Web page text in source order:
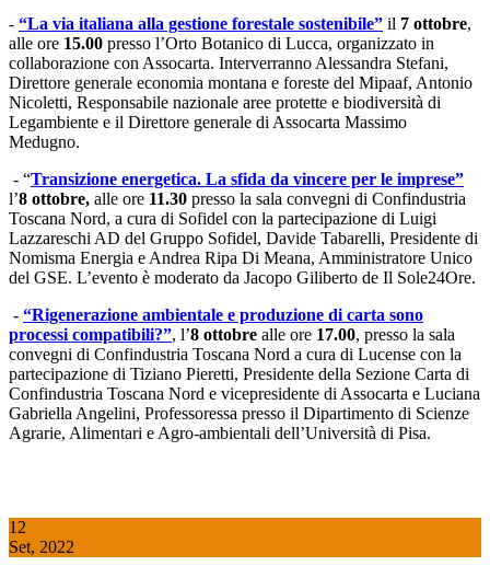
- “La via italiana alla gestione forestale sostenibile” il 7 ottobre,
alle ore 15.00 presso l’Orto Botanico di Lucca, organizzato in
collaborazione con Assocarta. Interverranno Alessandra Stefani,
Direttore generale economia montana e foreste del Mipaaf, Antonio
Nicoletti, Responsabile nazionale aree protette e biodiversità di
Legambiente e il Direttore generale di Assocarta Massimo
Medugno.
- “Transizione energetica. La sfida da vincere per le imprese”
l’8 ottobre, alle ore 11.30 presso la sala convegni di Confindustria
Toscana Nord, a cura di Sofidel con la partecipazione di Luigi
Lazzareschi AD del Gruppo Sofidel, Davide Tabarelli, Presidente di
Nomisma Energia e Andrea Ripa Di Meana, Amministratore Unico
del GSE. L’evento è moderato da Jacopo Giliberto de Il Sole24Ore.
- “Rigenerazione ambientale e produzione di carta sono
processi compatibili?”, l’8 ottobre alle ore 17.00, presso la sala
convegni di Confindustria Toscana Nord a cura di Lucense con la
partecipazione di Tiziano Pieretti, Presidente della Sezione Carta di
Confindustria Toscana Nord e vicepresidente di Assocarta e Luciana
Gabriella Angelini, Professoressa presso il Dipartimento di Scienze
Agrarie, Alimentari e Agro-ambientali dell’Università di Pisa.
12
Set, 2022